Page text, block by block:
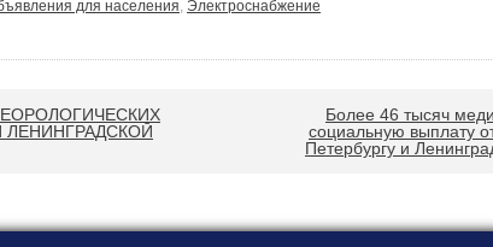
для населения, Электроснабжение
ЛЕНИНГРАДСКОЙ
Более 46 тысяч
социальную выплату
Петербургу и